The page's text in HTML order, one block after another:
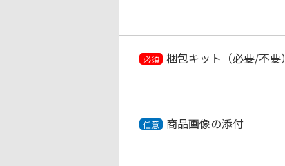
必須 梱包キット（必要/不要）
任意 商品画像の添付